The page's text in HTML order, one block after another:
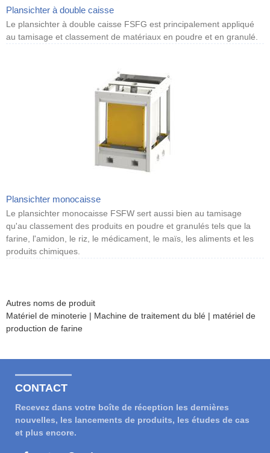
Plansichter à double caisse
Le plansichter à double caisse FSFG est principalement appliqué
au tamisage et classement de matériaux en poudre et en granulé.
Plansichter monocaisse
Le plansichter monocaisse FSFW sert aussi bien au tamisage
qu'au classement des produits en poudre et granulés tels que la
farine, l'amidon, le riz, le médicament, le maïs, les aliments et les
produits chimiques.
Autres noms de produit
Matériel de minoterie | Machine de traitement du blé | matériel de
production de farine
CONTACT
Recevez dans votre boîte de réception les dernières
nouvelles, les lancements de produits, les études de cas
et plus encore.